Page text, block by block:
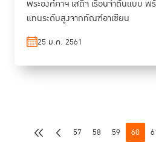
พระองค์ภาฯ เสด็จ เรือนจำต้นแบบ
แทนระดับสูงจากทัณฑ์อาเซียน
25 ม.ค. 2561
57 58 59 60